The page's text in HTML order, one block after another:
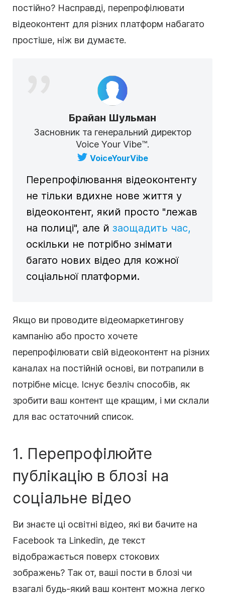
постійно? Насправді, перепрофілювати
відеоконтент для різних платформ набагато
простіше, ніж ви думаєте.
Брайан Шульман
Засновник та генеральний директор
Voice Your Vibe™.
VoiceYourVibe
Перепрофілювання відеоконтенту
не тільки вдихне нове життя у
відеоконтент, який просто "лежав
на полиці", але й заощадить час,
оскільки не потрібно знімати
багато нових відео для кожної
соціальноїплатформи.
Якщо ви проводите відеомаркетингову
кампанію або просто хочете
перепрофілювати свій відеоконтент на різних
каналах на постійній основі, ви потрапили в
потрібне місце. Існує безліч способів, як
зробити ваш контент ще кращим, і ми склали
для вас остаточний список.
1. Перепрофілюйте
публікацію в блозі на
соціальне відео
Ви знаєте ці освітні відео, які ви бачите на
Facebook та Linkedin, де текст
відображається поверх стокових
зображень? Так от, ваші пости в блозі чи
взагалі будь-який ваш контент можна легко